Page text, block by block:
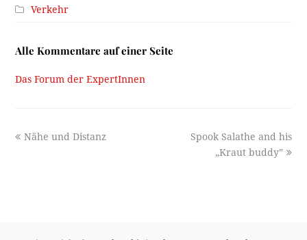
Verkehr
Alle Kommentare auf einer Seite
Das Forum der ExpertInnen
previous
Nähe und Distanz
next
Spook Salathe and his
„Kraut buddy”